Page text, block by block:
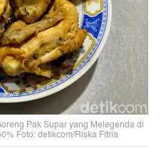
Pak Supar yang Melegenda di
Foto: detikcom/Riska Fitria